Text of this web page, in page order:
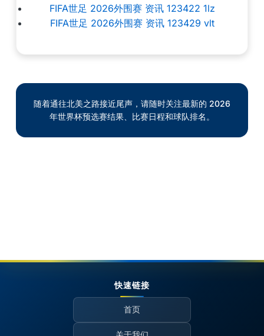
FIFA世足 2026外围赛 资讯 123422 1lz
FIFA世足 2026外围赛 资讯 123429 vlt
随着通往北美之路接近尾声，请随时关注最新的 2026
年世界杯预选赛结果、比赛日程和球队排名。
快速链接
首页